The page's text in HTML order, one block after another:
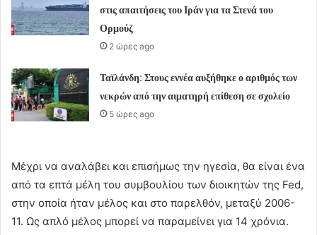
στις απαιτήσεις του Ιράν για τα Στενά του
Ορμούζ
2 ώρες ago
Ταϊλάνδη: Στους εννέα αυξήθηκε ο αριθμός των
νεκρών από την αιματηρή επίθεση σε σχολείο
5 ώρες ago
Μέχρι να αναλάβει και επισήμως την ηγεσία, θα είναι ένα
από τα επτά μέλη του συμβουλίου των διοικητών της Fed,
στην οποία ήταν μέλος και στο παρελθόν, μεταξύ 2006-
11. Ως απλό μέλος μπορεί να παραμείνει για 14 χρόνια.